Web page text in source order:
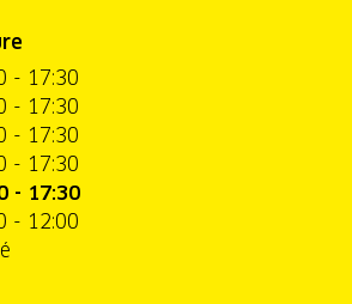
- 17:30
- 17:30
- 17:30
- 17:30
- 17:30
- 12:00